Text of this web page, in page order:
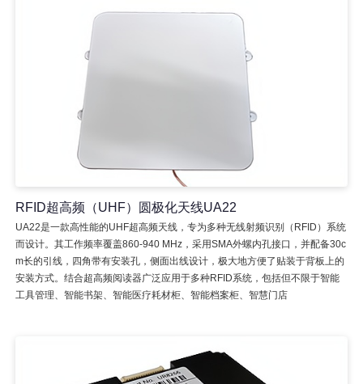
RFID超高频（UHF）圆极化天线UA22
UA22是一款高性能的UHF超高频天线，专为多种无线射频识别（RFID）系统
而设计。其工作频率覆盖860-940 MHz，采用SMA外螺内孔接口，并配备30c
m长的引线，四角带有安装孔，侧面出线设计，极大地方便了贴装于背板上的
安装方式。结合超高频阅读器广泛应用于多种RFID系统，包括但不限于智能
工具管理、智能书架、智能医疗耗材柜、智能档案柜、智慧门店